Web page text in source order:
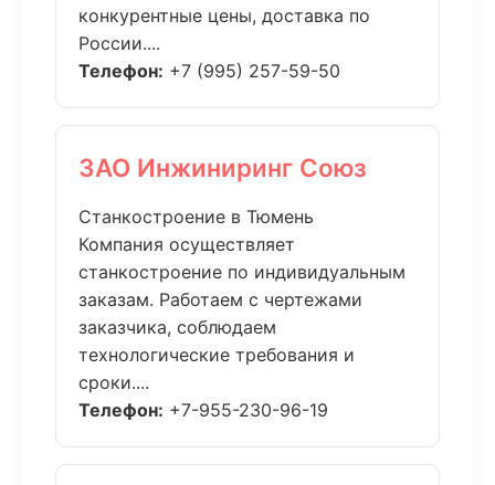
конкурентные цены, доставка по
России....
Телефон: +7 (995) 257-59-50
ЗАО Инжиниринг Союз
Станкостроение в Тюмень
Компания осуществляет
станкостроение по индивидуальным
заказам. Работаем с чертежами
заказчика, соблюдаем
технологические требования и
сроки....
Телефон: +7-955-230-96-19